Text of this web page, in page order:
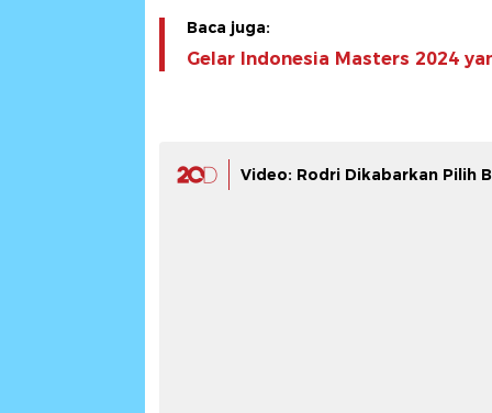
Baca juga:
Gelar Indonesia Masters 2024
Video: Rodri Dikabarkan Pilih